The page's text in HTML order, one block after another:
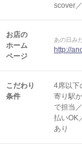
scover
お店の
ホーム
ページ
あの日み
http://
こだわり
条件
4席以下
寄り駅
で担当
払いOK
あり